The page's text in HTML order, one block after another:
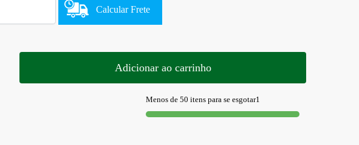
Calcular Frete
Adicionar ao carrinho
Menos de 50 itens para se esgotar1